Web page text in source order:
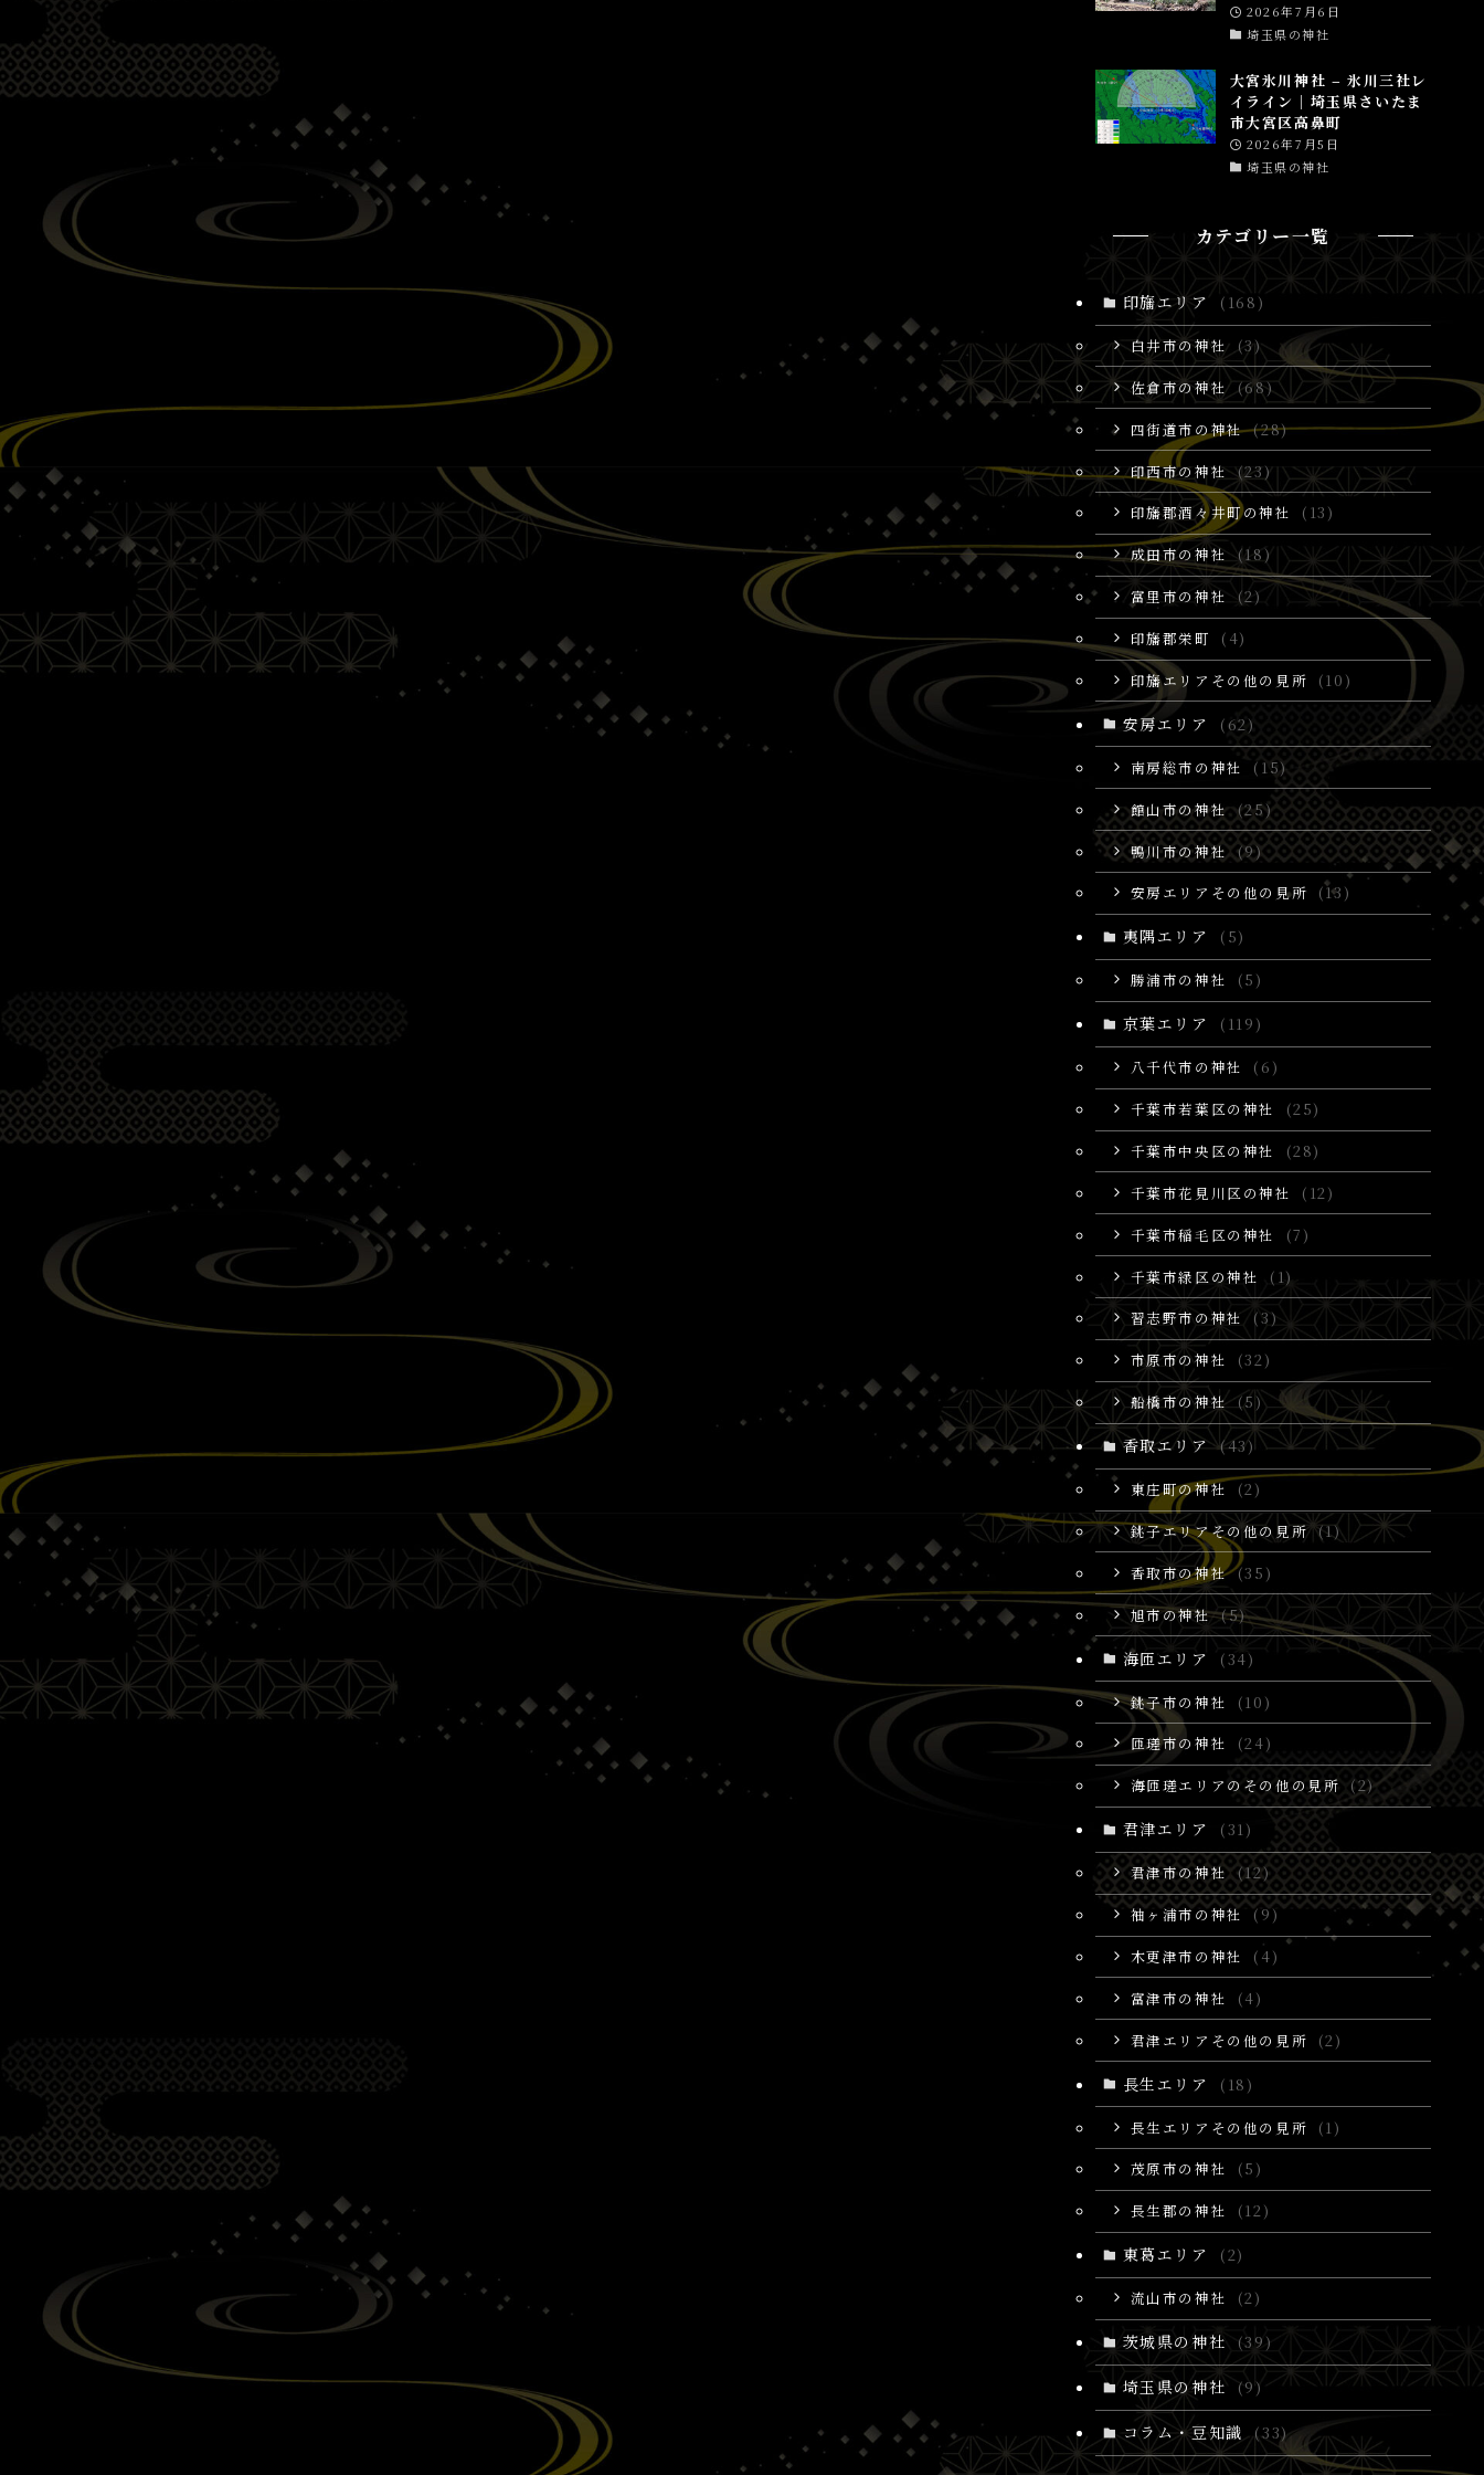
2026年7月6日
埼玉県の神社
大宮氷川神社 – 氷川三社レ
イライン│埼玉県さいたま
市大宮区高鼻町
2026年7月5日
埼玉県の神社
カテゴリー一覧
印旛エリア (168)
白井市の神社
(3)
佐倉市の神社 (68)
四街道市の神社 (28)
印西市の神社 (23)
印旛郡酒々井町の神社
(13)
成田市の神社
(18)
富里市の神社
(2)
印旛郡栄町
(4)
印旛エリアその他の見所
(10)
安房エリア (62)
南房総市の神社
(15)
館山市の神社 (25)
鴨川市の神社 (9)
安房エリアその他の見所
(13)
夷隅エリア (5)
勝浦市の神社 (5)
京葉エリア (119)
八千代市の神社
(6)
千葉市若葉区の神社
(25)
千葉市中央区の神社
(28)
千葉市花見川区の神社
(12)
千葉市稲毛区の神社
(7)
千葉市緑区の神社
(1)
習志野市の神社
(3)
市原市の神社
(32)
船橋市の神社 (5)
香取エリア (43)
東庄町の神社 (2)
銚子エリアその他の見所 (1)
香取市の神社 (35)
旭市の神社 (5)
海匝エリア (34)
銚子市の神社
(10)
匝瑳市の神社
(24)
海匝瑳エリアのその他の見所
(2)
君津エリア (31)
君津市の神社 (12)
袖ヶ浦市の神社
(9)
木更津市の神社
(4)
富津市の神社
(4)
君津エリアその他の見所
(2)
長生エリア (18)
長生エリアその他の見所
(1)
茂原市の神社
(5)
長生郡の神社
(12)
東葛エリア (2)
流山市の神社 (2)
茨城県の神社 (39)
埼玉県の神社 (9)
コラム・豆知識 (33)